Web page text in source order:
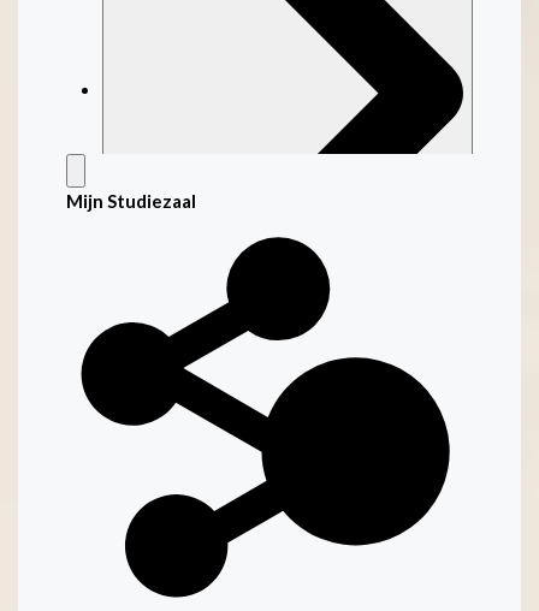
Kenmerken
Mijn Studiezaal